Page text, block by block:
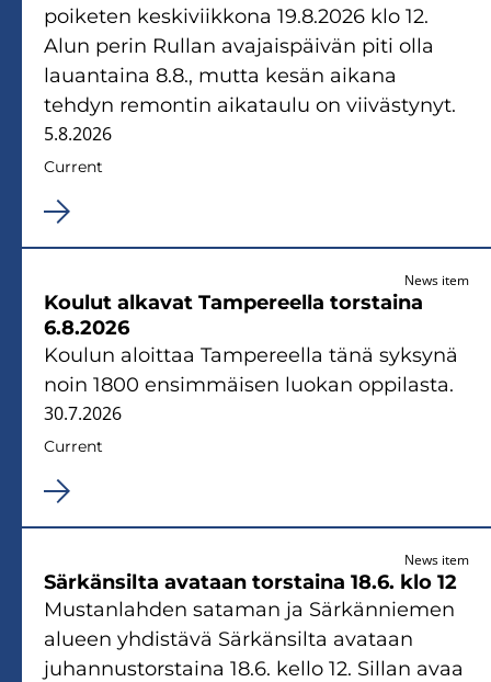
poiketen keskiviikkona 19.8.2026 klo 12.
Alun perin Rullan avajaispäivän piti olla
lauantaina 8.8., mutta kesän aikana
tehdyn remontin aikataulu on viivästynyt.
5.8.2026
Current
News item
Koulut alkavat Tampereella torstaina
6.8.2026
Koulun aloittaa Tampereella tänä syksynä
noin 1800 ensimmäisen luokan oppilasta.
30.7.2026
Current
News item
Särkänsilta avataan torstaina 18.6. klo 12
Mustanlahden sataman ja Särkänniemen
alueen yhdistävä Särkänsilta avataan
juhannustorstaina 18.6. kello 12. Sillan avaa